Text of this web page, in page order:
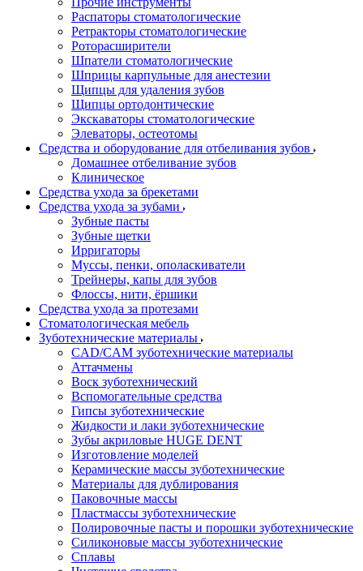
Распаторы стоматологические
Ретракторы стоматологические
Роторасширители
Шпатели стоматологические
Шприцы карпульные для анестезии
Щипцы для удаления зубов
Щипцы ортодонтические
Экскаваторы стоматологические
Элеваторы, остеотомы
Средства и оборудование для отбеливания зубов
Домашнее отбеливание зубов
Клиническое
Средства ухода за брекетами
Средства ухода за зубами
Зубные пасты
Зубные щетки
Ирригаторы
Муссы, пенки, ополаскиватели
Трейнеры, капы для зубов
Флоссы, нити, ёршики
Средства ухода за протезами
Стоматологическая мебель
Зуботехнические материалы
CAD/CAM зуботехнические материалы
Аттачмены
Воск зуботехнический
Вспомогательные средства
Гипсы зуботехнические
Жидкости и лаки зуботехнические
Зубы акриловые HUGE DENT
Изготовление моделей
Керамические массы зуботехнические
Материалы для дублирования
Паковочные массы
Пластмассы зуботехнические
Полировочные пасты и порошки зуботехнические
Силиконовые массы зуботехнические
Сплавы